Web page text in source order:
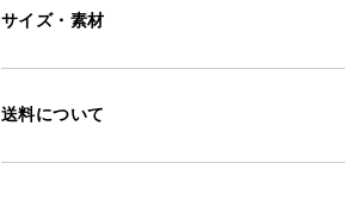
サイズ・素材
送料について